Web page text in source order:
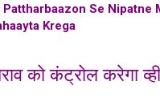
Se Nipatne
Krega
को कंट्रोल करेगा